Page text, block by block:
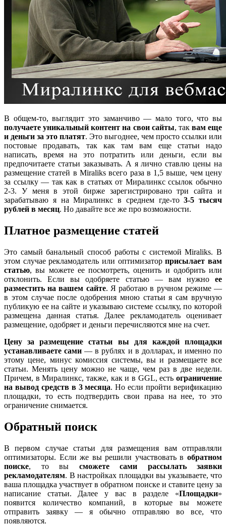
В общем-то, выглядит это заманчиво — мало того, что вы
получаете уникальный контент на свои сайты, так вам еще
и деньги за это платят. Это выгоднее, чем просто ссылки или
постовые продавать, так как там вам еще статьи надо
написать, время на это потратить или деньги, если вы
предпочитаете статьи заказывать. А я лично ставлю цены на
размещение статей в Miraliks всего раза в 1,5 выше, чем цену
за ссылку — так как в статьях от Миралинкс ссылок обычно
2-3. У меня в этой бирже зарегистрировано три сайта и
зарабатываю я на Миралинкс в среднем где-то3-5 тысяч
рублей в месяц. Но давайте все же про возможности.
Платное размещение статей
Это самый банальный способ работы с системой Miraliks. В
этом случае рекламодатель или оптимизаторприсылает вам
статью, вы можете ее посмотреть, оценить и одобрить или
отклонить. Если вы одобряете статью — вам нужно ее
разместить на вашем сайте. Я работаю в ручном режиме —
в этом случае после одобрения мною статьи я сам вручную
публикую ее на сайте и указываю системе ссылку, по которой
размещена данная статья. Далее рекламодатель оценивает
размещение, одобряет и деньги перечисляются мне на счет.
Цену за размещение статьи вы для каждой площадки
устанавливаете сами — в рублях и в долларах, и именно по
этому цене, минус комиссия системы, вы и размещаете все
статьи. Менять цену можно не чаще, чем раз в две недели.
Причем, в Миралинкс, также, как и в GGL, есть ограничение
на вывод средств в 3 месяца. Но если пройти верификацию
площадки, то есть подтвердить свои права на нее, то это
ограничение снимается.
Обратный поиск
В первом случае статьи для размещения вам отправляли
оптимизаторы. Если же вы решили участвовать в обратном
поиске, то вы сможете сами рассылать заявки
рекламодателям. В настройках площадки вы указываете, что
ваша площадка участвует в обратном поиске и ставите цену за
написание статьи. Далее у вас в разделе «Площадки»
появится количество компаний, в которые вы можете
отправить заявку — я обычно отправляю во все, что
появляются.